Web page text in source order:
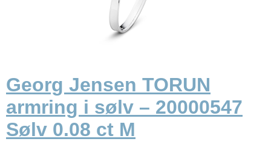
Georg Jensen TORUN
armring i sølv – 20000547
Sølv 0.08 ct M